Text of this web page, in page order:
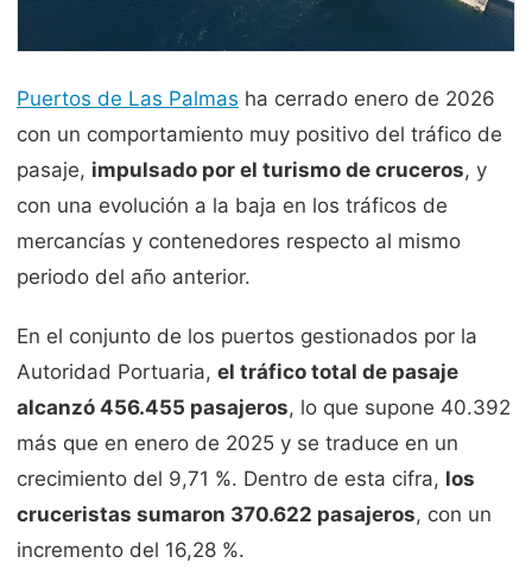
Puertos de Las Palmas ha cerrado enero de 2026
con un comportamiento muy positivo del tráfico de
pasaje, impulsado por el turismo de cruceros, y
con una evolución a la baja en los tráficos de
mercancías y contenedores respecto al mismo
periodo del año anterior.
En el conjunto de los puertos gestionados por la
Autoridad Portuaria, el tráfico total de pasaje
alcanzó 456.455 pasajeros, lo que supone 40.392
más que en enero de 2025 y se traduce en un
crecimiento del 9,71 %. Dentro de esta cifra, los
cruceristas sumaron 370.622 pasajeros, con un
incremento del 16,28 %.